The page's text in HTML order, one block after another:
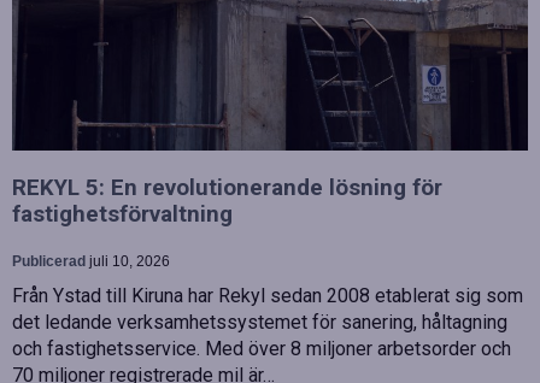
REKYL 5: En revolutionerande lösning för
fastighetsförvaltning
Publicerad juli 10, 2026
Från Ystad till Kiruna har Rekyl sedan 2008 etablerat sig som
det ledande verksamhetssystemet för sanering, håltagning
och fastighetsservice. Med över 8 miljoner arbetsorder och
70 miljoner registrerade mil är…